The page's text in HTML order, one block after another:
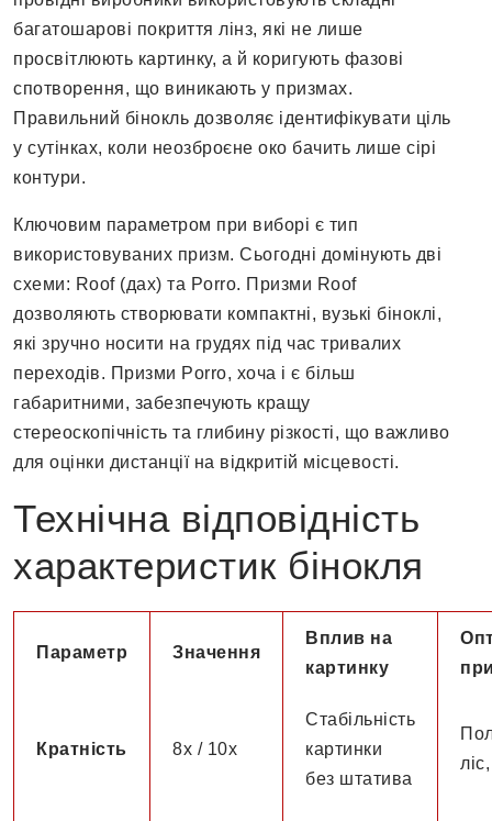
багатошарові покриття лінз, які не лише
просвітлюють картинку, а й коригують фазові
спотворення, що виникають у призмах.
Правильний бінокль дозволяє ідентифікувати ціль
у сутінках, коли неозброєне око бачить лише сірі
контури.
Ключовим параметром при виборі є тип
використовуваних призм. Сьогодні домінують дві
схеми: Roof (дах) та Porro. Призми Roof
дозволяють створювати компактні, вузькі біноклі,
які зручно носити на грудях під час тривалих
переходів. Призми Porro, хоча і є більш
габаритними, забезпечують кращу
стереоскопічність та глибину різкості, що важливо
для оцінки дистанції на відкритій місцевості.
Технічна відповідність
характеристик бінокля
Параметр Значення
Вплив на
картинку
Кратність 8х / 10х
Стабільність
картинки
без штатива